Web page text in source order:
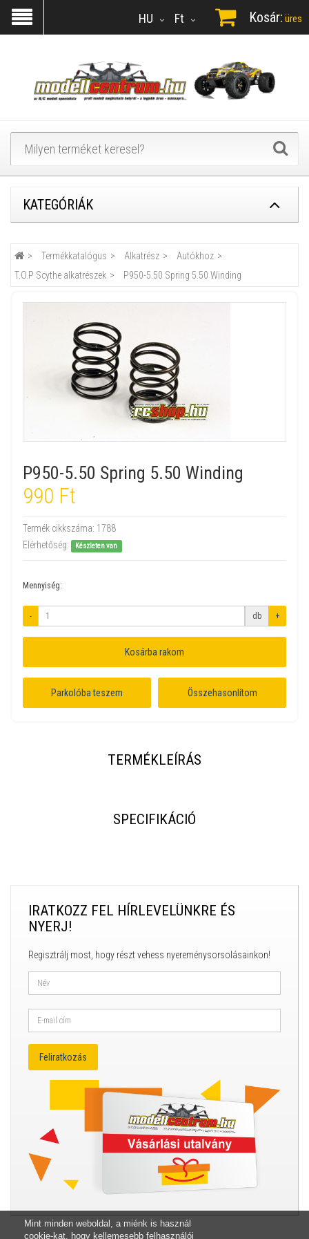
Mint minden weboldal, a miénk is használ
cookie-kat, hogy kellemesebb felhasználói
Ft
HU Kosár: üres
KATEGÓRIÁK
Termékkatalógus Alkatrész
Autókhoz
T.O.P Scythe alkatrészek
P950-5.50 Spring 5.50 Winding
P950-5.50 Spring 5.50 Winding
990 Ft
Termék cikkszáma: 1788
Elérhetőség:
Készleten van
Mennyiség:
- db +
Kosárba rakom
Parkolóba teszem Összehasonlítom
TERMÉKLEÍRÁS
SPECIFIKÁCIÓ
IRATKOZZ FEL HÍRLEVELÜNKRE ÉS
NYERJ!
Regisztrálj most, hogy részt vehess nyereménysorsolásainkon!